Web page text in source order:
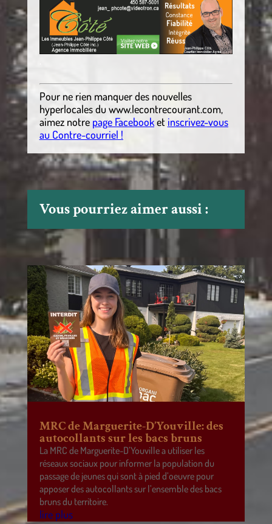
Pour ne rien manquer des nouvelles
hyperlocales du www.lecontrecourant.com,
aimez notre page Facebooket inscrivez-vous
au Contre-courriel !
Vous pourriez aimer aussi :
MRC de Marguerite-D’Youville: des
autocollants sur les bacs bruns
La MRC de Marguerite-D’Youville a utiliser les
réseaux sociaux pour informer la population du
passage de jeunes qui sont à pied d’oeuvre pour
apposer des autocollants sur l’ensemble des bacs
bruns du territoire.
lire plus